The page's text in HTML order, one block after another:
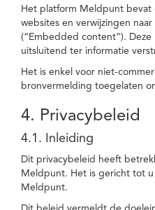
Het platform Meldpunt bevat
websites en verwijzingen
(“Embedded content”).
uitsluitend ter informatie
Het is enkel voor niet-
bronvermelding toegelaten
4. Privacybeleid
4.1. Inleiding
Dit privacybeleid heeft
Meldpunt. Het is gericht tot
Meldpunt.